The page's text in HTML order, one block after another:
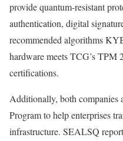
provide quantum-resistant
authentication, digital
recommended algorithms
hardware meets TCG’s TPM
certifications.
Additionally, both companies
Program to help enterprises
infrastructure. SEALSQ